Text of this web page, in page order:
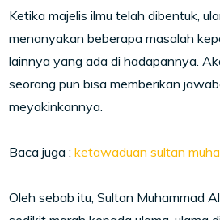
Ketika majelis ilmu telah dibentuk,
menanyakan beberapa masalah
lainnya yang ada di hadapannya.
seorang pun bisa memberikan
meyakinkannya.
Baca juga :ketawaduan sultan
Oleh sebab itu, Sultan Muhammad